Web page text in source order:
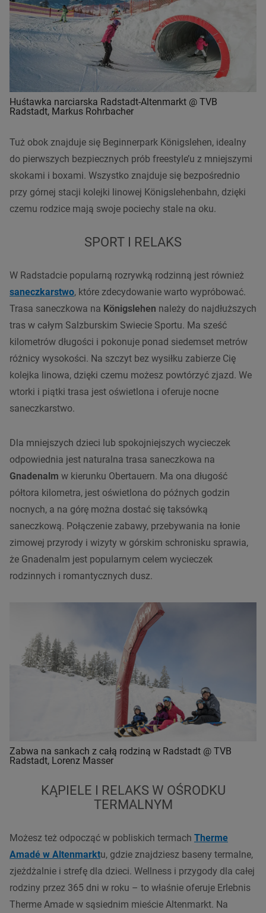
Huśtawka narciarska Radstadt-Altenmarkt @ TVB
Radstadt, Markus Rohrbacher
Tuż obok znajduje się Beginnerpark Königslehen, idealny
do pierwszych bezpiecznych prób freestyle’u z mniejszymi
skokami i boxami. Wszystko znajduje się bezpośrednio
przy górnej stacji kolejki linowej Königslehenbahn, dzięki
czemu rodzice mają swoje pociechy stale na oku.
SPORT I RELAKS
W Radstadcie popularną rozrywką rodzinną jest również
saneczkarstwo, które zdecydowanie warto wypróbować.
Trasa saneczkowa na Königslehen należy do najdłuższych
tras w całym Salzburskim Swiecie Sportu. Ma sześć
kilometrów długości i pokonuje ponad siedemset metrów
różnicy wysokości. Na szczyt bez wysiłku zabierze Cię
kolejka linowa, dzięki czemu możesz powtórzyć zjazd. We
wtorki i piątki trasa jest oświetlona i oferuje nocne
saneczkarstwo.
Dla mniejszych dzieci lub spokojniejszych wycieczek
odpowiednia jest naturalna trasa saneczkowa na
Gnadenalm w kierunku Obertauern. Ma ona długość
półtora kilometra, jest oświetlona do późnych godzin
nocnych, a na górę można dostać się taksówką
saneczkową. Połączenie zabawy, przebywania na łonie
zimowej przyrody i wizyty w górskim schronisku sprawia,
że Gnadenalm jest popularnym celem wycieczek
rodzinnych i romantycznych dusz.
Zabwa na sankach z całą rodziną w Radstadt @ TVB
Radstadt, Lorenz Masser
KĄPIELE I RELAKS W OŚRODKU
TERMALNYM
Możesz też odpocząć w pobliskich termach Therme
Amadé w Altenmarktu, gdzie znajdziesz baseny termalne,
zjeżdżalnie i strefę dla dzieci. Wellness i przygody dla całej
rodziny przez 365 dni w roku – to właśnie oferuje Erlebnis
Therme Amade w sąsiednim mieście Altenmarkt. Na